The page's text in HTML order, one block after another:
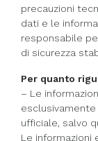
precauzioni
dati e le
responsabile
di sicurezza
Per quanto
– Le
ufficiale, salvo
Le